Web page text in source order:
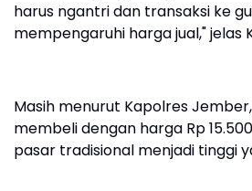
harus ngantri dan transaksi ke
mempengaruhi harga jual," jelas
Masih menurut Kapolres
membeli dengan harga Rp
pasar tradisional menjadi tinggi